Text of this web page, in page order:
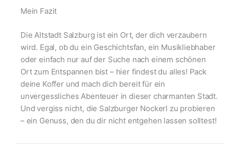
Mein Fazit
Die Altstadt Salzburg ist ein Ort, der dich verzaubern
wird. Egal, ob du ein Geschichtsfan, ein Musikliebhaber
oder einfach nur auf der Suche nach einem schönen
Ort zum Entspannen bist – hier findest du alles! Pack
deine Koffer und mach dich bereit für ein
unvergessliches Abenteuer in dieser charmanten Stadt.
Und vergiss nicht, die Salzburger Nockerl zu probieren
– ein Genuss, den du dir nicht entgehen lassen solltest!